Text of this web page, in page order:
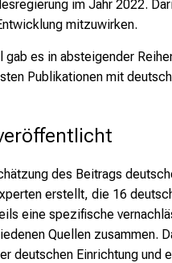
im Jahr 2022.
mitzuwirken.
es in absteigender
Publikationen mit
des Beitrags
erstellt, die 16
eine spezifische
Quellen zusammen.
deutschen Einrichtung und